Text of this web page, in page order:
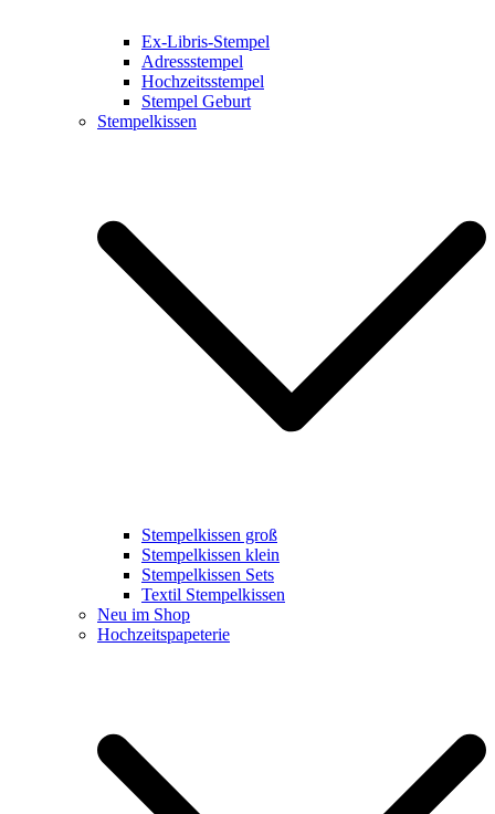
Ex-Libris-Stempel
Adressstempel
Hochzeitsstempel
Stempel Geburt
Stempelkissen
Stempelkissen groß
Stempelkissen klein
Stempelkissen Sets
Textil Stempelkissen
Neu im Shop
Hochzeitspapeterie